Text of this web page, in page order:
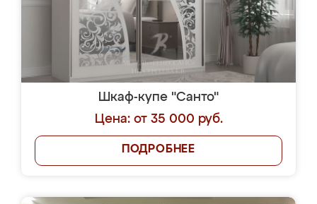
Шкаф-купе "Санто"
Цена: от 35 000 руб.
ПОДРОБНЕЕ